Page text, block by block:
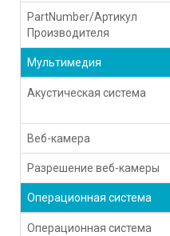
PartNumber/Артикул
Производителя
Мультимедия
Акустическая система
Веб-камера
Разрешение веб-камеры
Операционная система
Операционная система